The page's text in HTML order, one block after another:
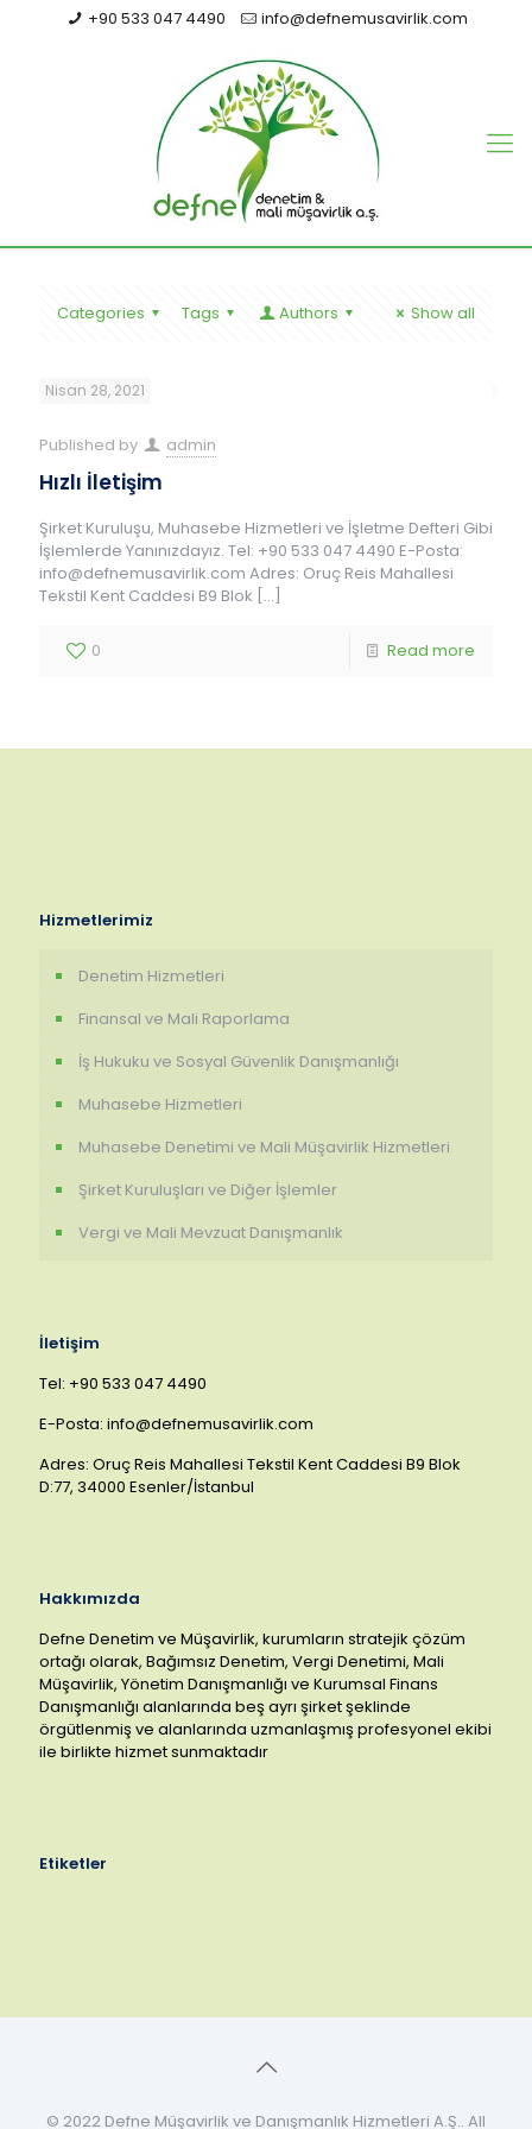
+90 533 047 4490 info@defnemusavirlik.com
Categories Tags Authors Show all
Nisan 28, 2021
Published by admin
Hızlı İletişim
Şirket Kuruluşu, Muhasebe Hizmetleri ve İşletme Defteri Gibi
İşlemlerde Yanınızdayız. Tel: +90 533 047 4490 E-Posta:
info@defnemusavirlik.com Adres: Oruç Reis Mahallesi
Tekstil Kent Caddesi B9 Blok […]
0 Read more
Hizmetlerimiz
Denetim Hizmetleri
Finansal ve Mali Raporlama
İş Hukuku ve Sosyal Güvenlik Danışmanlığı
Muhasebe Hizmetleri
Muhasebe Denetimi ve Mali Müşavirlik Hizmetleri
Şirket Kuruluşları ve Diğer İşlemler
Vergi ve Mali Mevzuat Danışmanlık
İletişim
Tel: +90 533 047 4490
E-Posta: info@defnemusavirlik.com
Adres: Oruç Reis Mahallesi Tekstil Kent Caddesi B9 Blok
D:77, 34000 Esenler/İstanbul
Hakkımızda
Defne Denetim ve Müşavirlik, kurumların stratejik çözüm
ortağı olarak, Bağımsız Denetim, Vergi Denetimi, Mali
Müşavirlik, Yönetim Danışmanlığı ve Kurumsal Finans
Danışmanlığı alanlarında beş ayrı şirket şeklinde
örgütlenmiş ve alanlarında uzmanlaşmış profesyonel ekibi
ile birlikte hizmet sunmaktadır
Etiketler
© 2022 Defne Müşavirlik ve Danışmanlık Hizmetleri A.Ş.. All